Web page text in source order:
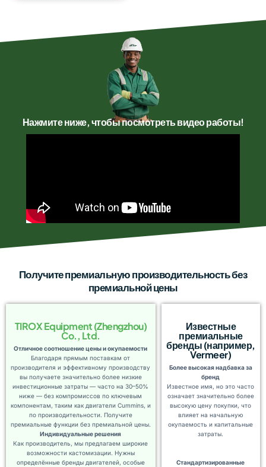
Нажмите ниже, чтобы посмотреть видео работы!
Получите премиальную производительность без
премиальной цены
TIROX Equipment (Zhengzhou)
Co., Ltd.
Отличное соотношение цены и окупаемости
Благодаря прямым поставкам от
производителя и эффективному производству
вы получаете значительно более низкие
инвестиционные затраты — часто на 30–50%
ниже — без компромиссов по ключевым
компонентам, таким как двигатели Cummins, и
по производительности. Получите
премиальные функции без премиальной цены.
Индивидуальные решения
Как производитель, мы предлагаем широкие
возможности кастомизации. Нужны
определённые бренды двигателей, особые
Известные
премиальные
бренды (например,
Vermeer)
Более высокая надбавка за
бренд
Известное имя, но это часто
означает значительно более
высокую цену покупки, что
влияет на начальную
окупаемость и капитальные
затраты.
Стандартизированные